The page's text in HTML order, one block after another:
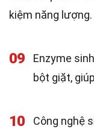
kiệm năng lượng.
09
Enzyme
bột giặt,
10
Công nghệ